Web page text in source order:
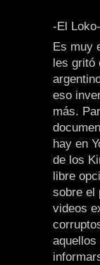
-El
Es muy
les gritó
eso
más.
hay en
de los
libre
sobre el
videos